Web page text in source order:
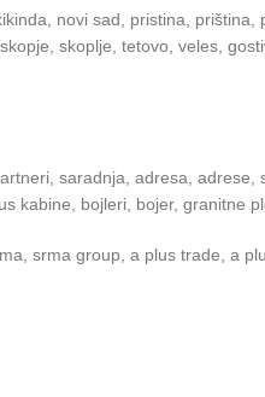
novi sad, pristina,
skoplje, tetovo, veles,
saradnja, adresa,
kabine, bojleri, bojer, granitne
srma group, a plus trade, a